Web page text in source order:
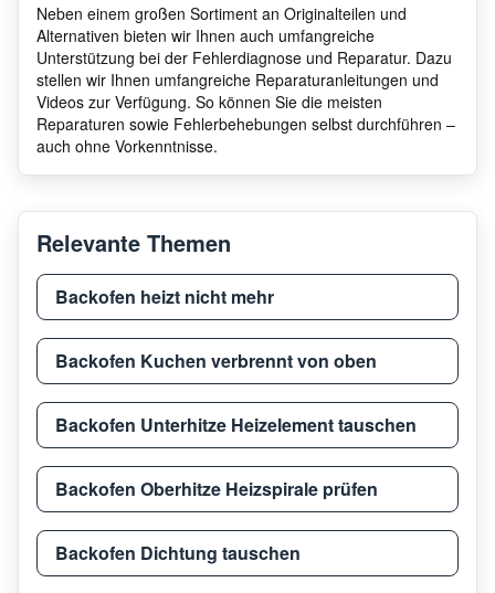
Neben einem großen Sortiment an Originalteilen und
Alternativen bieten wir Ihnen auch umfangreiche
Unterstützung bei der Fehlerdiagnose und Reparatur. Dazu
stellen wir Ihnen umfangreiche Reparaturanleitungen und
Videos zur Verfügung. So können Sie die meisten
Reparaturen sowie Fehlerbehebungen selbst durchführen –
auch ohne Vorkenntnisse.
Relevante Themen
Backofen heizt nicht mehr
Backofen Kuchen verbrennt von oben
Backofen Unterhitze Heizelement tauschen
Backofen Oberhitze Heizspirale prüfen
Backofen Dichtung tauschen